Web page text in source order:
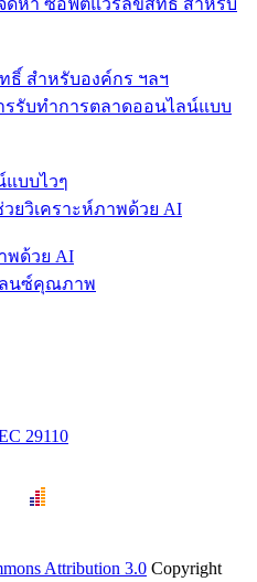
ธิ์ สำหรับองค์กร ฯลฯ
บบไวๆ
พด้วย AI
Attribution 3.0 Copyright